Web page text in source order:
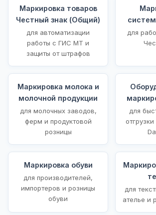
Маркировка товаров
Честный знак (Общий)
для автоматизации
работы с ГИС МТ и
защиты от штрафов
для
Маркировка молока и
молочной продукции
для молочных заводов,
ферм и продуктовой
розницы
для
Маркировка обуви
для производителей,
импортеров и розницы
обуви
для
ателье и